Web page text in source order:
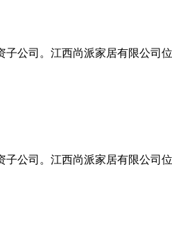
公司。江西尚派家居有限公司
公司。江西尚派家居有限公司